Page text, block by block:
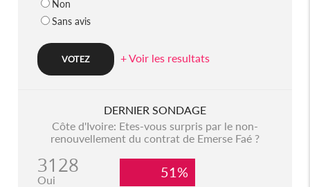
Non
Sans avis
+ Voir les resultats
DERNIER SONDAGE
Côte d'Ivoire: Etes-vous surpris par le non-
renouvellement du contrat de Emerse Faé ?
3128
Oui 51%